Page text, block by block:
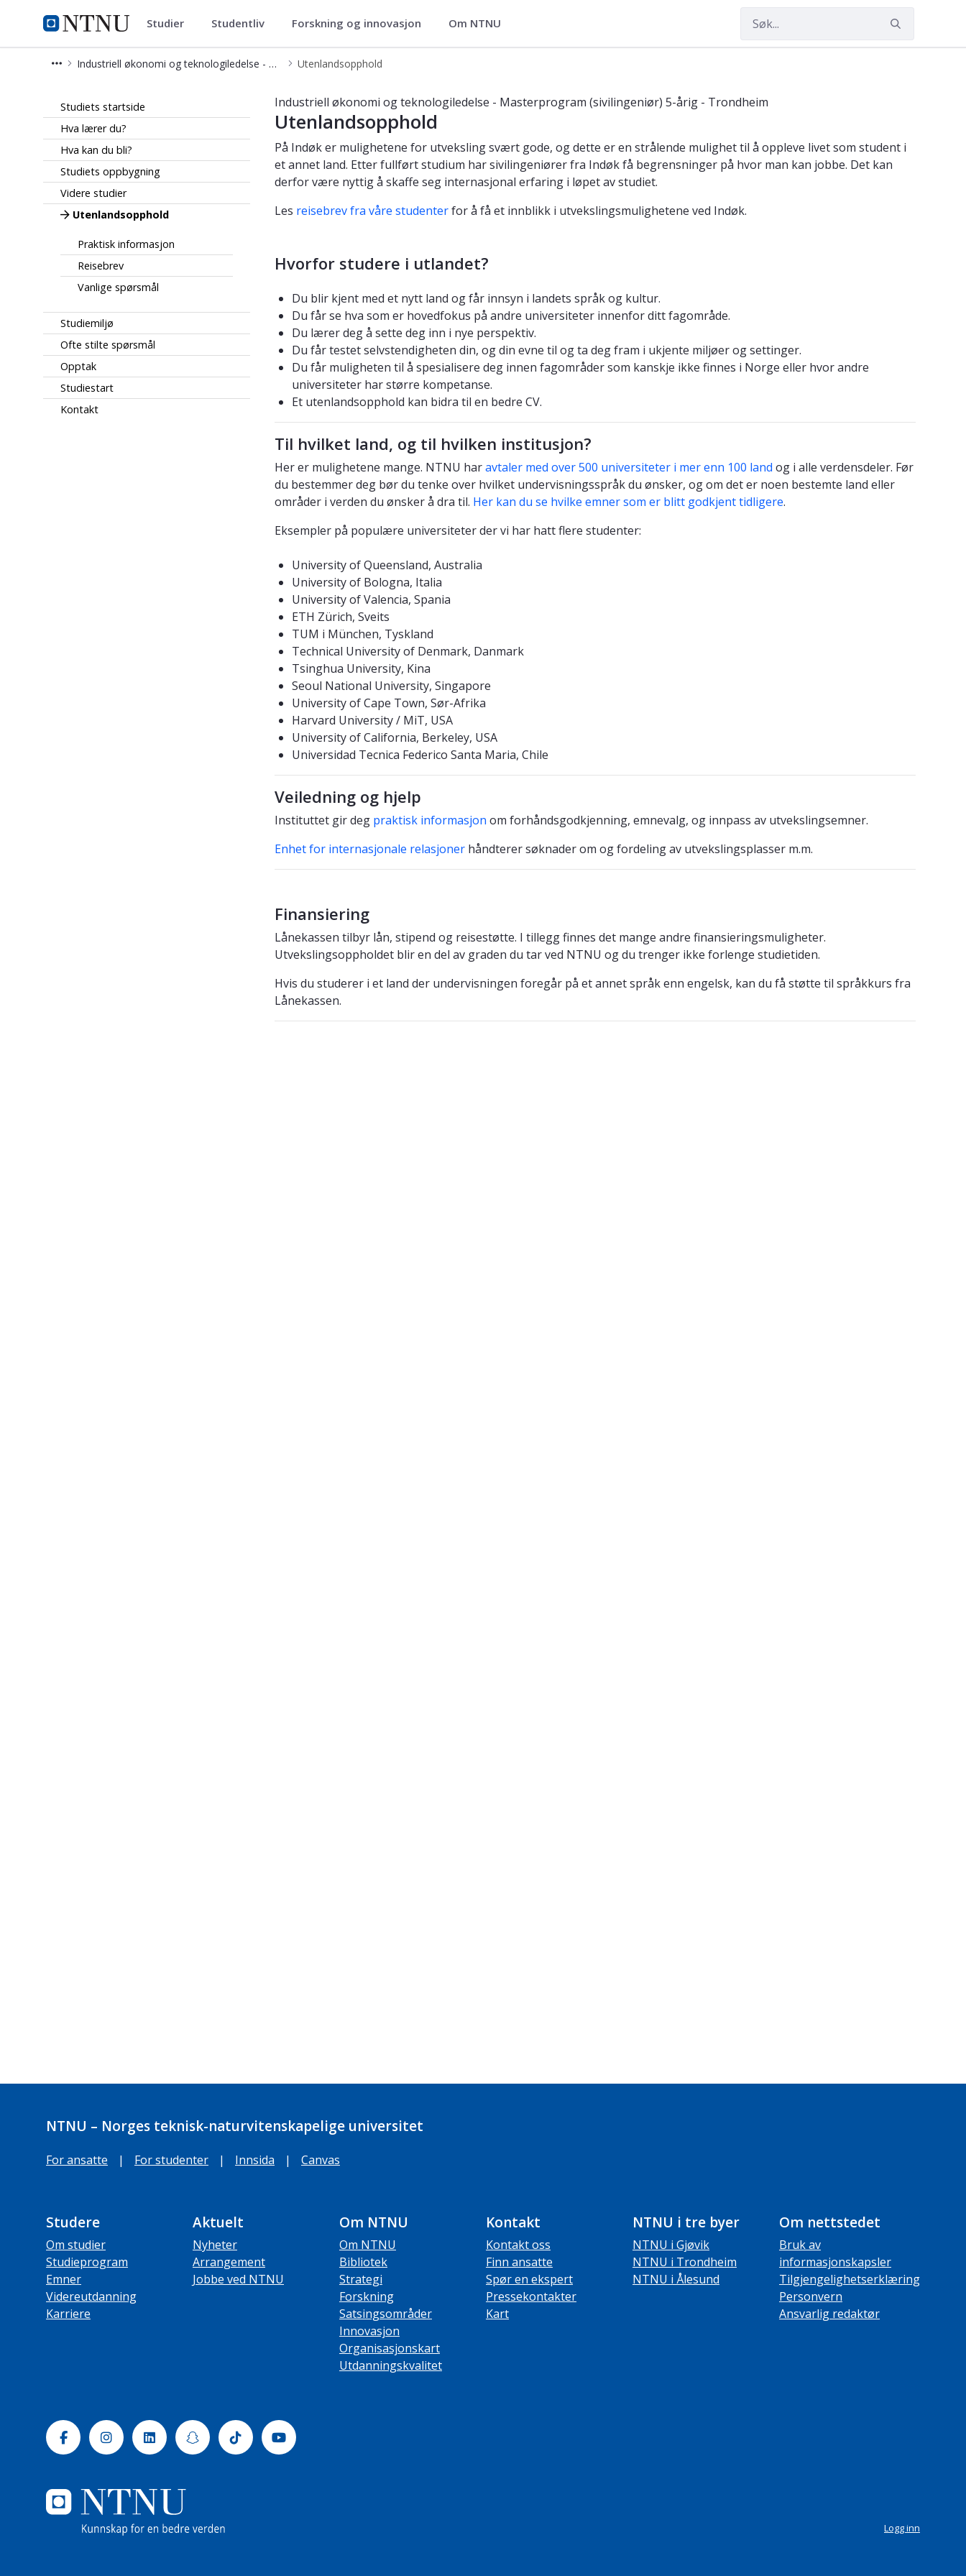
NTNU Hjemmeside
Industriell økonomi og teknologiledelse - master
Studier Studentliv Forskning og innovasjon Om NTNU
Industriell økonomi og teknologiledelse - master Utenlandsopphold
Studiets startside
Hva lærer du?
Hva kan du bli?
Studiets oppbygning
Videre studier
Utenlandsopphold
Praktisk informasjon
Reisebrev
Vanlige spørsmål
Studiemiljø
Ofte stilte spørsmål
Opptak
Studiestart
Kontakt
Industriell økonomi og teknologiledelse - Masterprogram (sivilingeniør) 5-årig - Trondheim
Utenlandsopphold
På Indøk er mulighetene for utveksling svært gode, og dette er en strålende mulighet til å oppleve livet som student i
et annet land. Etter fullført studium har sivilingeniører fra Indøk få begrensninger på hvor man kan jobbe. Det kan
derfor være nyttig å skaffe seg internasjonal erfaring i løpet av studiet.
Les reisebrev fra våre studenterfor å få et innblikk i utvekslingsmulighetene ved Indøk.
Hvorfor studere i utlandet?
Du blir kjent med et nytt land og får innsyn i landets språk og kultur.
Du får se hva som er hovedfokus på andre universiteter innenfor ditt fagområde.
Du lærer deg å sette deg inn i nye perspektiv.
Du får testet selvstendigheten din, og din evne til og ta deg fram i ukjente miljøer og settinger.
Du får muligheten til å spesialisere deg innen fagområder som kanskje ikke finnes i Norge eller hvor andre
universiteter har større kompetanse.
Et utenlandsopphold kan bidra til en bedre CV.
Til hvilket land, og til hvilken institusjon?
Her er mulighetene mange. NTNU haravtaler med over 500 universiteter i mer enn 100 land og i alle verdensdeler. Før
du bestemmer deg bør du tenke over hvilket undervisningsspråk du ønsker, og om det er noen bestemte land eller
områder i verden du ønsker å dra til. Her kan du se hvilke emner som er blitt godkjent tidligere.
Eksempler på populære universiteter der vi har hatt flere studenter:
University of Queensland, Australia
University of Bologna, Italia
University of Valencia, Spania
ETH Zürich, Sveits
TUM i München, Tyskland
Technical University of Denmark, Danmark
Tsinghua University, Kina
Seoul National University, Singapore
University of Cape Town, Sør-Afrika
Harvard University / MiT, USA
University of California, Berkeley, USA
Universidad Tecnica Federico Santa Maria, Chile
Veiledning og hjelp
Instituttet gir deg praktisk informasjon om forhåndsgodkjenning, emnevalg, og innpass av utvekslingsemner.
Enhet for internasjonale relasjoner håndterer søknader om og fordeling av utvekslingsplasser m.m.
Finansiering
Lånekassen tilbyr lån, stipend og reisestøtte. I tillegg finnes det mange andre finansieringsmuligheter.
Utvekslingsoppholdet blir en del av graden du tar ved NTNU og du trenger ikke forlenge studietiden.
Hvis du studerer i et land der undervisningen foregår på et annet språk enn engelsk, kan du få støtte til språkkurs fra
Lånekassen.
NTNU – Norges teknisk-naturvitenskapelige universitet
For ansatte | For studenter | Innsida | Canvas
Studere
Om studier
Studieprogram
Emner
Videreutdanning
Karriere
Aktuelt
Nyheter
Arrangement
Jobbe ved NTNU
Om NTNU
Om NTNU
Bibliotek
Strategi
Forskning
Satsingsområder
Innovasjon
Organisasjonskart
Utdanningskvalitet
Kontakt
Kontakt oss
Finn ansatte
Spør en ekspert
Pressekontakter
Kart
NTNU i tre byer
NTNU i Gjøvik
NTNU i Trondheim
NTNU i Ålesund
Om nettstedet
Bruk av
informasjonskapsler
Tilgjengelighetserklæring
Personvern
Ansvarlig redaktør
FacebookInstagramLinkedinSnapchatTiktok Youtube
Logg inn